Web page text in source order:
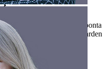
criptografia de ponta a ponta
DevOps e TI no Bitwarden